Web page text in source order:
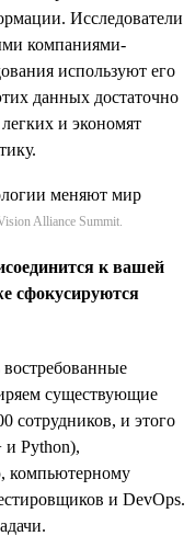
Исследователи
компаниями-
используют его
данных достаточно
и экономят
Alliance Summit.
к вашей
сфокусируются
существующие
сотрудников, и этого
Python),
компьютерному
и DevOps.